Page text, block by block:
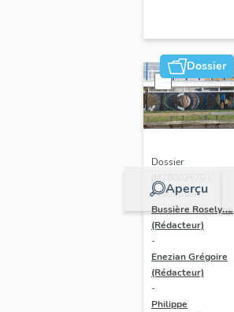
Dossier
Aperçu
Dossier
IM78002670 |
Réalisé par
Bussière Roselyne
(Rédacteur)
-
Enezian Grégoire
(Rédacteur)
-
Philippe